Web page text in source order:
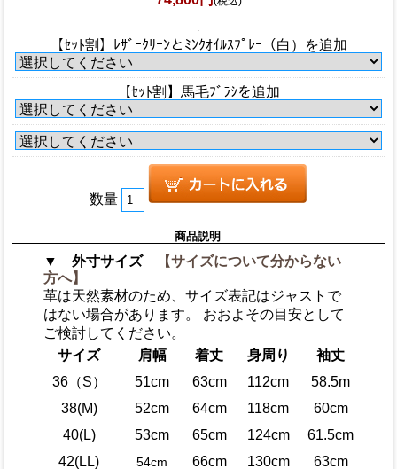
【ｾｯﾄ割】ﾚｻﾞｰｸﾘｰﾝとﾐﾝｸｵｲﾙｽﾌﾟﾚｰ（白）を追加
【ｾｯﾄ割】馬毛ﾌﾞﾗｼを追加
数量
商品説明
▼ 外寸サイズ
【サイズについて分からない
方へ】
革は天然素材のため、サイズ表記はジャストで
はない場合があります。 おおよその目安として
ご検討してください。
サイズ
肩幅 着丈 身周り
袖丈
36（S）
51cm 63cm 112cm
58.5m
38(M)
52cm 64cm 118cm
60cm
40(L)
53cm 65cm 124cm
61.5cm
42(LL)
54cm 66cm 130cm
63cm